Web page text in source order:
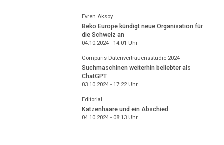
Evren Aksoy
Beko Europe kündigt neue Organisation für
die Schweiz an
04.10.2024 - 14:01 Uhr
Comparis-Datenvertrauensstudie 2024
Suchmaschinen weiterhin beliebter als
ChatGPT
03.10.2024 - 17:22Uhr
Editorial
Katzenhaare und ein Abschied
04.10.2024 - 08:13Uhr